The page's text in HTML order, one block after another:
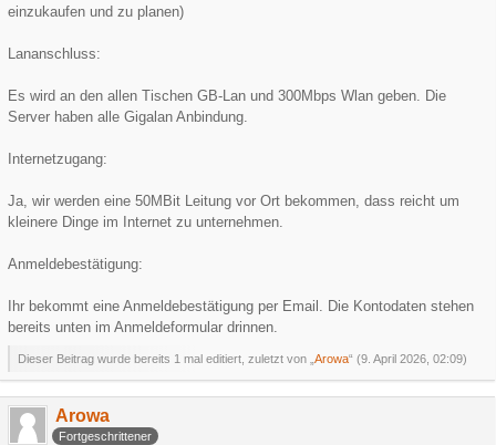
einzukaufen und zu planen)
Lananschluss:
Es wird an den allen Tischen GB-Lan und 300Mbps Wlan geben. Die
Server haben alle Gigalan Anbindung.
Internetzugang:
Ja, wir werden eine 50MBit Leitung vor Ort bekommen, dass reicht um
kleinere Dinge im Internet zu unternehmen.
Anmeldebestätigung:
Ihr bekommt eine Anmeldebestätigung per Email. Die Kontodaten stehen
bereits unten im Anmeldeformular drinnen.
Dieser Beitrag wurde bereits 1 mal editiert, zuletzt von „ Arowa“ (9. April 2026, 02:09)
Arowa
Fortgeschrittener